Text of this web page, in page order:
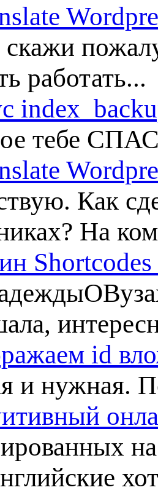
работать...
тебе
Как
На
id
и нужная.